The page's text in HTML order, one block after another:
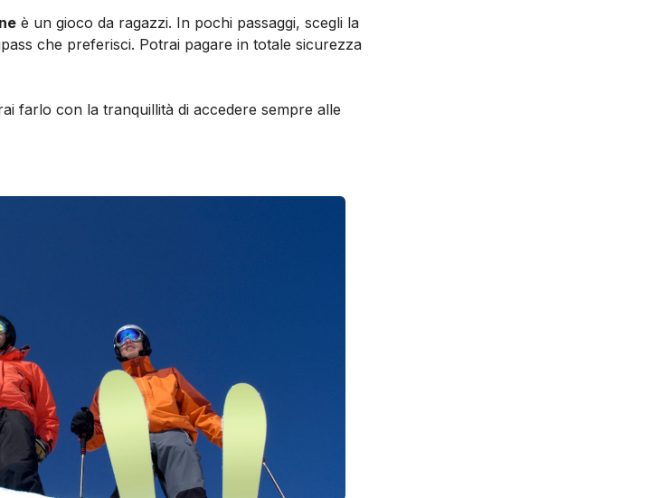
è un gioco da ragazzi. In pochi passaggi, scegli la
che preferisci. Potrai pagare in totale sicurezza
farlo con la tranquillità di accedere sempre alle